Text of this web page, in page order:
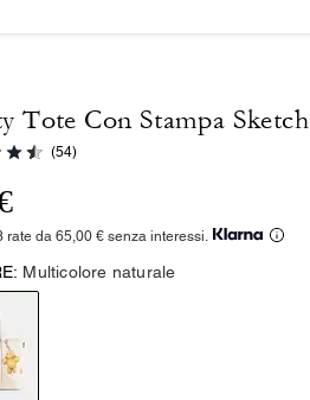
Tote Con Stampa Sketch
(54)
rate da 65,00 € senza interessi.
Multicolore naturale